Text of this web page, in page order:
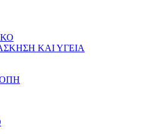
ΚΑΙ ΥΓΕΙΑ